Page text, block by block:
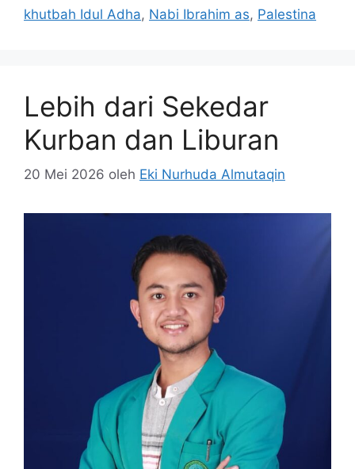
khutbah Idul Adha, Nabi Ibrahim as, Palestina
Lebih dari Sekedar
Kurban dan Liburan
20 Mei 2026 oleh Eki Nurhuda Almutaqin